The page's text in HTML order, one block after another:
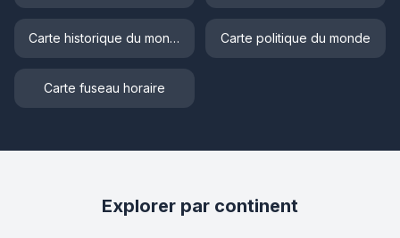
Carte historique du monde Carte politique du monde
Carte fuseau horaire
Explorer par continent